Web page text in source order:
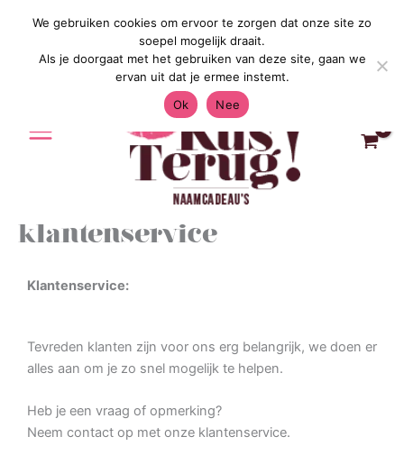
Gratis Verzending in Nederland &
klantenservice
Klantenservice:
Tevreden klanten zijn voor ons erg belangrijk, we doen er
alles aan om je zo snel mogelijk te helpen.
Heb je een vraag of opmerking?
Neem contact op met onze klantenservice.
We gebruiken cookies om ervoor te zorgen dat onze site zo
soepel mogelijk draait.
Als je doorgaat met het gebruiken van deze site, gaan we
ervan uit dat je ermee instemt.
Ok
Nee